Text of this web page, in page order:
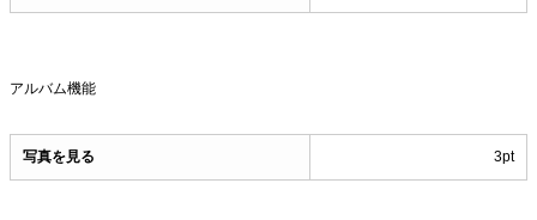
アルバム機能
写真を見る 3pt